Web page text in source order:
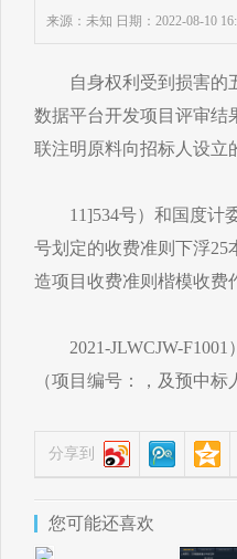
来源：未知 日期：2022-08-10
自身权利受到损害的五
数据平台开发项目评审结
联注明原料向招标人设立
11]534号）和国度计委
号划定的收费准则下浮
造项目收费准则楷模收费
2021-JLWCJW-F1001
（项目编号：，及预中
分享到
您可能还喜欢